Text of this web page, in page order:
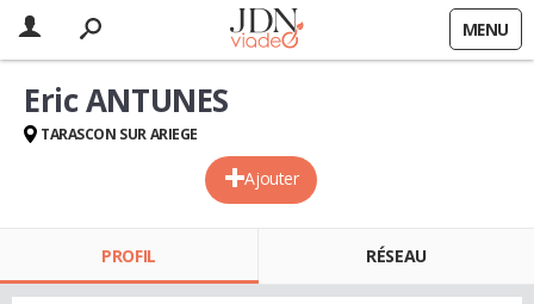
MENU
Ajouter
Eric ANTUNES
TARASCON SUR ARIEGE
PROFIL RÉSEAU